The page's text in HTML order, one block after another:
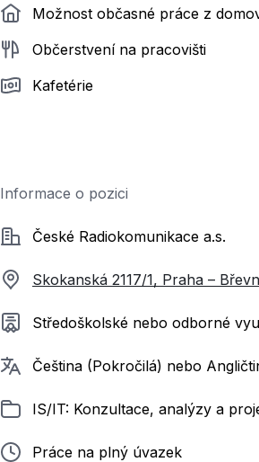
Možnost občasné práce z
Občerstvení na pracovišti
Kafetérie
Informace o pozici
SpolečnostČeské Radiokomunikace a.s.
Skokanská 2117/1, Praha –
Požadované vzdělání
Středoškolské nebo odborné
Požadované jazyky
Čeština (Pokročilá) nebo
ZařazenoIS/IT: Konzultace, analýzy a
Typ pracovního poměru
Práce na plný úvazek